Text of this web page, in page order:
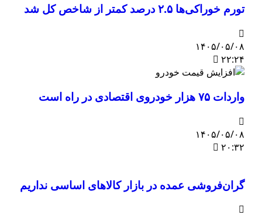
تورم خوراکی‌ها ۲.۵ درصد کمتر از شاخص کل شد
۱۴۰۵/۰۵/۰۸
۲۲:۲۴
واردات ۷۵ هزار خودروی اقتصادی در راه است
۱۴۰۵/۰۵/۰۸
۲۰:۳۲
گران‌فروشی عمده در بازار کالاهای اساسی نداریم